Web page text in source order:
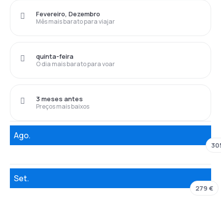
Mês mais barato para viajar
Fevereiro, Dezembro
O dia mais barato para voar
quinta-feira
Preços mais baixos
3 meses antes
Ago.
Set.
279 €